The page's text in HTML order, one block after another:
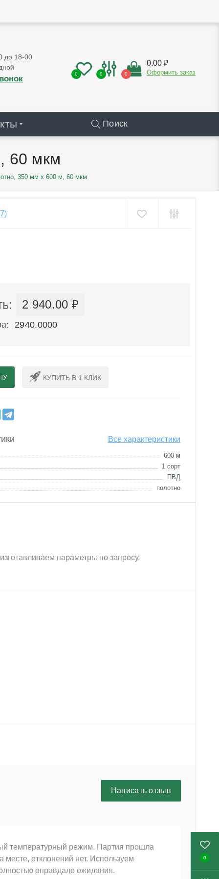
0
до 18-00
0 0 0
0.00 ₽
Оформить заказ
Поиск
60 мкм
350 мм х 600 м, 60 мкм
2 940.00 ₽
2940.0000
КУПИТЬ В 1 КЛИК
Все характеристики
600 м
1 сорт
ПВД
полотно
параметры по запросу.
Написать отзыв
температурный режим. Партия прошла
месте, отклонений нет. Используем
оправдало ожидания.